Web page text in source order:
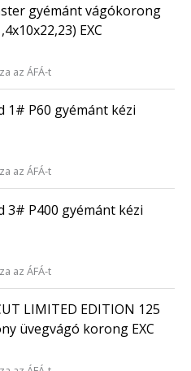
gyémánt vágókorong
EXC
az ÁFÁ-t
1# P60 gyémánt kézi
az ÁFÁ-t
3# P400 gyémánt kézi
az ÁFÁ-t
LIMITED EDITION 125
üvegvágó korong EXC